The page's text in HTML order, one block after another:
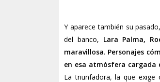
Y aparece también su
del banco, Lara Palma,
maravillosa. Personajes
en esa atmósfera cargada
La triunfadora, la que exige